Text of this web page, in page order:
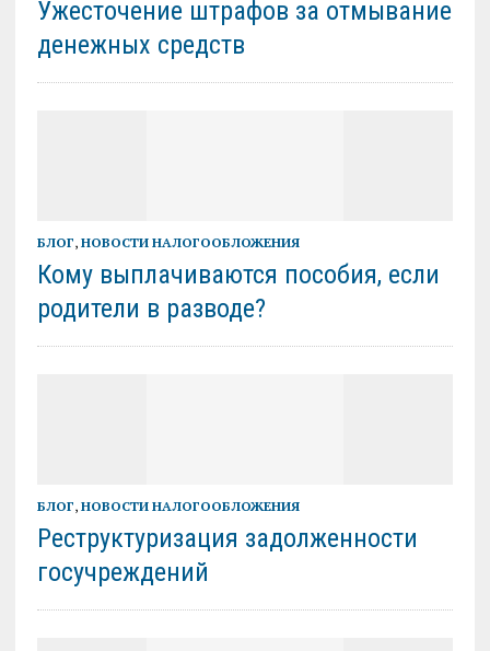
Ужесточение штрафов за отмывание
денежных средств
БЛОГ, НОВОСТИ НАЛОГООБЛОЖЕНИЯ
Кому выплачиваются пособия, если
родители в разводе?
БЛОГ, НОВОСТИ НАЛОГООБЛОЖЕНИЯ
Реструктуризация задолженности
госучреждений